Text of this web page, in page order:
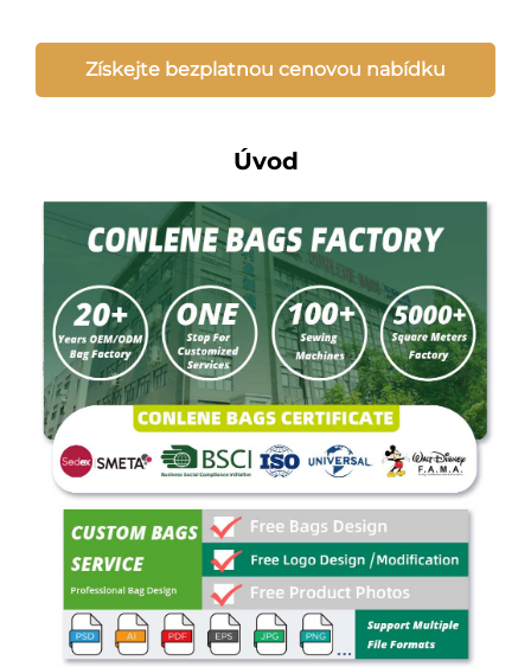
Získejte bezplatnou cenovou nabídku
Úvod